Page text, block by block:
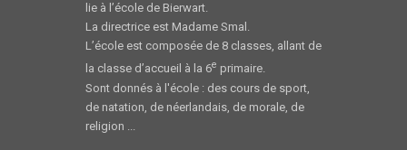
lie à l’école de Bierwart.
La directrice est Madame Smal.
L’école est composée de 8 classes, allant de
la classe d’accueil à la 6e primaire.
Sont donnés à l'école : des cours de sport,
de natation, de néerlandais, de morale, de
religion ...